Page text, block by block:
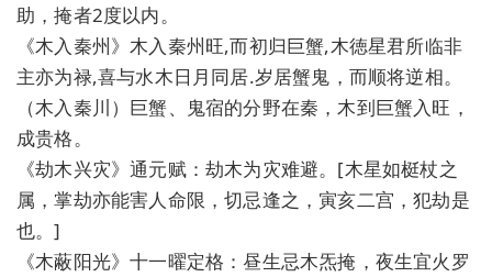
助，掩者2度以内。
《木入秦州》木入秦州旺,而初归巨蟹,木徳星君所临非
主亦为禄,喜与水木日月同居.岁居蟹鬼，而顺将逆相。
（木入秦川）巨蟹、鬼宿的分野在秦，木到巨蟹入旺，
成贵格。
《劫木兴灾》通元赋：劫木为灾难避。[木星如梃杖之
属，掌劫亦能害人命限，切忌逢之，寅亥二宫，犯劫是
也。]
《木蔽阳光》十一曜定格：昼生忌木炁掩，夜生宜火罗